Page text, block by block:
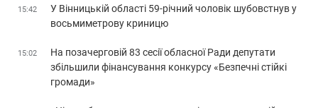
15:42
У Вінницькій області 59-річний чоловік шубовстнув у
восьмиметрову криницю
15:02
На позачерговій 83 сесії обласної Ради депутати
збільшили фінансування конкурсу «Безпечні стійкі
громади»